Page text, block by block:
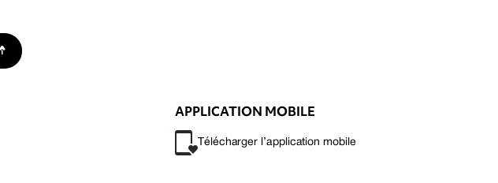
APPLICATION MOBILE
Télécharger l’application mobile